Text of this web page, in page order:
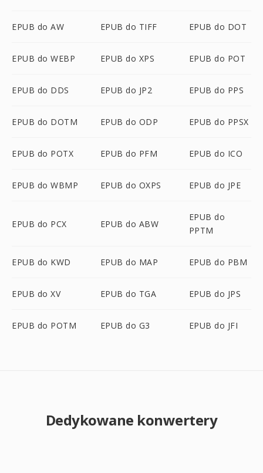
EPUB do AW EPUB do TIFF EPUB do DOT
EPUB do WEBP EPUB do XPS EPUB do POT
EPUB do DDS EPUB do JP2 EPUB do PPS
EPUB do DOTM EPUB do ODP EPUB do PPSX
EPUB do POTX EPUB do PFM EPUB do ICO
EPUB do WBMP EPUB do OXPS EPUB do JPE
EPUB do PCX EPUB do ABW
EPUB do
PPTM
EPUB do KWD EPUB do MAP EPUB do PBM
EPUB do XV EPUB do TGA EPUB do JPS
EPUB do POTM EPUB do G3 EPUB do JFI
Dedykowane konwertery